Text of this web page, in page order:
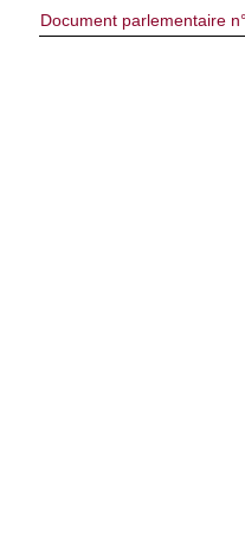
Document parlementaire